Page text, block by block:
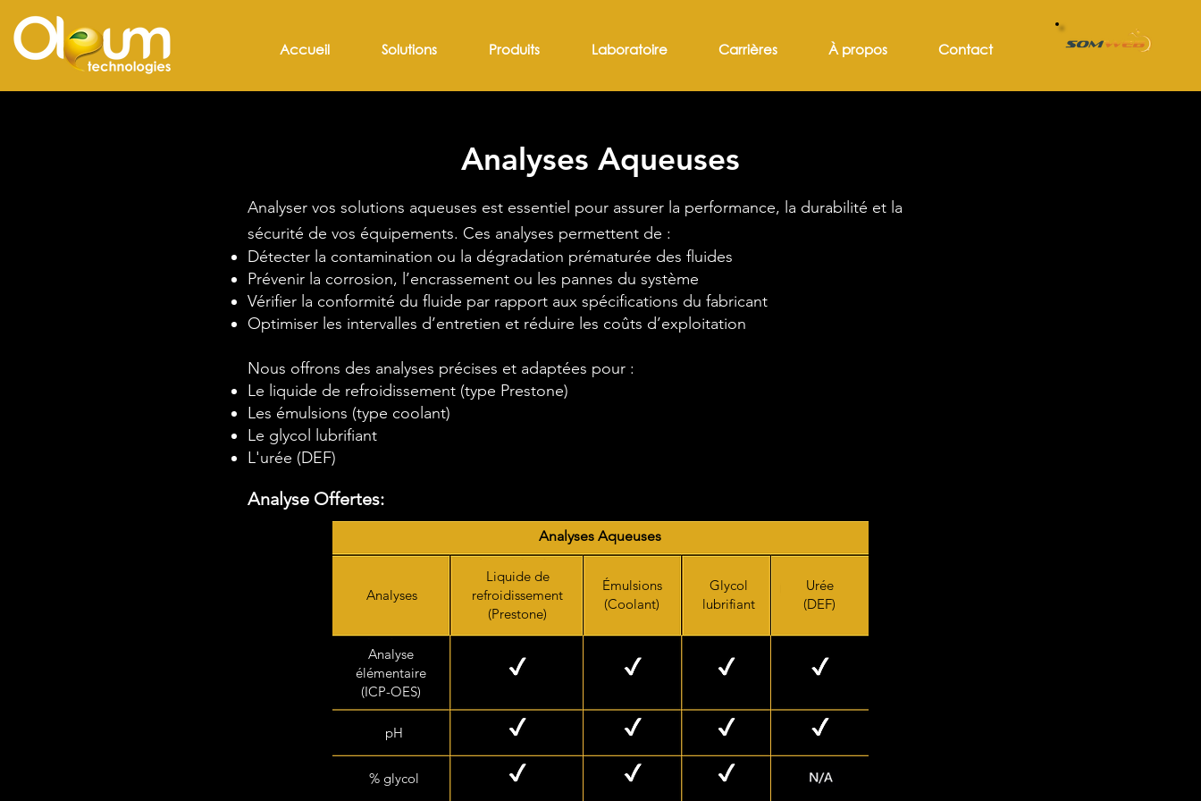
Accueil Solutions Produits Laboratoire Carrières À propos Contact
Analyses Aqueuses
Analyser vos solutions aqueuses est essentiel pour assurer la performance, la durabilité et la
sécurité de vos équipements. Ces analyses permettent de :
Détecter la contamination ou la dégradation prématurée des fluides
Prévenir la corrosion, l’encrassement ou les pannes du système
Vérifier la conformité du fluide par rapport aux spécifications du fabricant
Optimiser les intervalles d’entretien et réduire les coûts d’exploitation
Nous offrons des analyses précises et adaptées pour :
Le liquide de refroidissement (type Prestone)
Les émulsions (type coolant)
Le glycol lubrifiant
L'urée (DEF)
Analyse Offertes:
Analyse
élémentaire
(ICP-OES)
Liquide de
refroidissement
(Prestone)
pH
% glycol
Analyses
Émulsions
(Coolant)
Glycol
lubrifiant
Urée
(DEF)
Analyses Aqueuses